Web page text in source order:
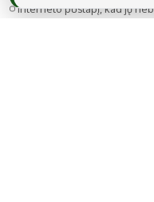
interneto puslapį, kad jų